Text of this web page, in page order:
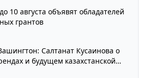
10 августа объявят обладателей
грантов
Салтанат Кусаинова о
и будущем казахстанской